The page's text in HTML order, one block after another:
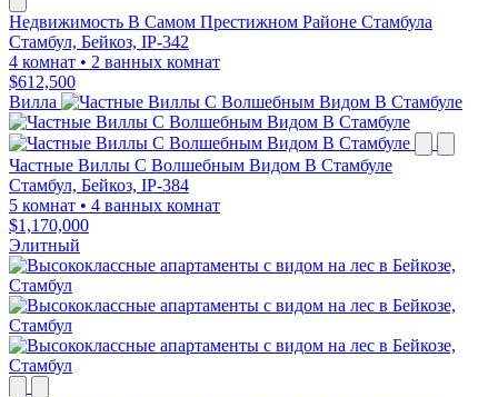
Недвижимость В Самом Престижном Районе Стамбула
Стамбул, Бейкоз, IP-342
4 комнат • 2 ванных комнат
$612,500
Вилла
Частные Виллы С Волшебным Видом В Стамбуле
Стамбул, Бейкоз, IP-384
5 комнат • 4 ванных комнат
$1,170,000
Элитный